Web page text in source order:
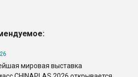
мировая выставка